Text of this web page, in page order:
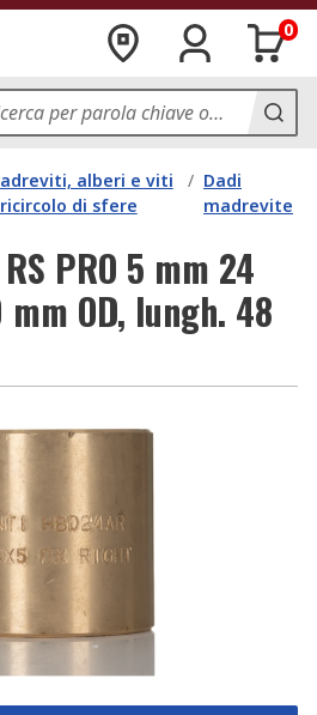
0
alberi e viti
di sfere
/ Dadi
madrevite
PRO 5 mm 24
OD, lungh. 48